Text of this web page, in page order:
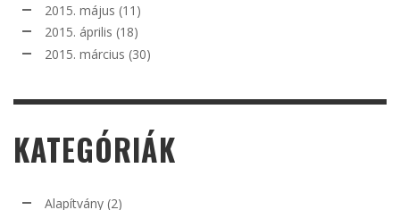
2015. május (11)
2015. április (18)
2015. március (30)
KATEGÓRIÁK
Alapítvány (2)